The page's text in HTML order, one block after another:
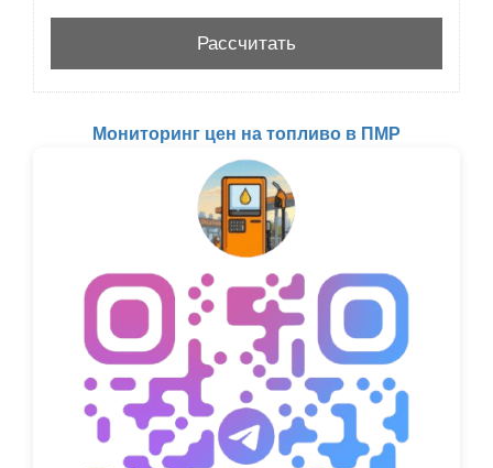
Мониторинг цен на топливо в ПМР